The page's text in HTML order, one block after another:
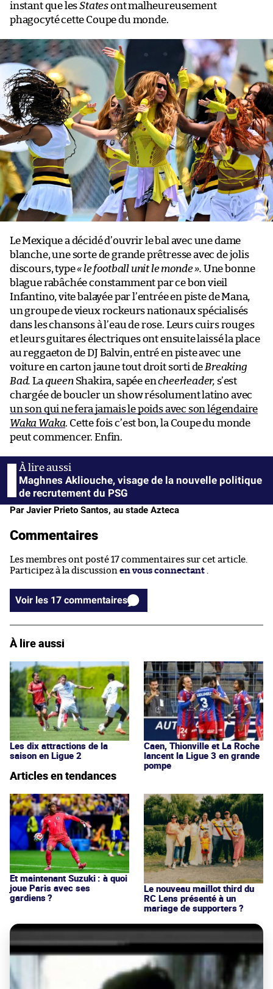
instant que lesStatesont malheureusement
phagocyté cette Coupe du monde.
Le Mexique a décidé d’ouvrir le bal avec une dame
blanche, une sorte de grande prêtresse avec de jolis
discours, type« le football unit le monde ». Une bonne
blague rabâchée constamment par ce bon vieil
Infantino, vite balayée par l’entrée en piste de Mana,
un groupe de vieux rockeurs nationaux spécialisés
dans les chansons à l’eau de rose. Leurs cuirs rouges
et leurs guitares électriques ont ensuite laissé la place
au reggaeton de DJ Balvin, entré en piste avec une
voiture en carton jaune tout droit sorti de Breaking
Bad. La queen Shakira, sapée encheerleader, s’est
chargée de boucler un show résolument latino avec
un son qui ne fera jamais le poids avec son légendaire
Waka Waka. Cette fois c’est bon, la Coupe du monde
peut commencer. Enfin.
Maghnes Akliouche, visage de la nouvelle politique
de recrutement du PSG
Par Javier Prieto Santos, au stade Azteca
Commentaires
Les membres ont posté 17 commentaires sur cet article.
Participez à la discussion en vous connectant
Voir les 17 commentaires
À lire aussi
Les dix attractions de la
saison en Ligue 2
Caen, Thionville et La Roche
lancent la Ligue 3 en grande
pompe
Articles en tendances
Et maintenant Suzuki : à quoi
joue Paris avec ses
gardiens ?
Le nouveau maillot third du
RC Lens présenté à un
mariage de supporters ?